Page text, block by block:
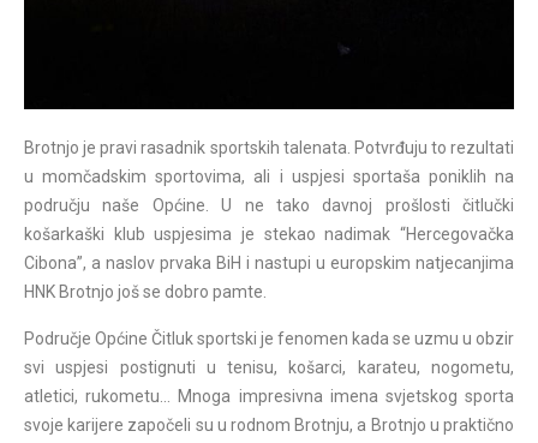
Brotnjo je pravi rasadnik sportskih talenata. Potvrđuju to rezultati
u momčadskim sportovima, ali i uspjesi sportaša poniklih na
području naše Općine. U ne tako davnoj prošlosti čitlučki
košarkaški klub uspjesima je stekao nadimak “Hercegovačka
Cibona”, a naslov prvaka BiH i nastupi u europskim natjecanjima
HNK Brotnjo još se dobro pamte.
Područje Općine Čitluk sportski je fenomen kada se uzmu u obzir
svi uspjesi postignuti u tenisu, košarci, karateu, nogometu,
atletici, rukometu… Mnoga impresivna imena svjetskog sporta
svoje karijere započeli su u rodnom Brotnju, a Brotnjo u praktično